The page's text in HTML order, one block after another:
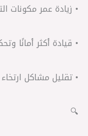
• زيادة عمر مكونات
• قيادة أكثر أمانًا
• تقليل مشاكل
🔍